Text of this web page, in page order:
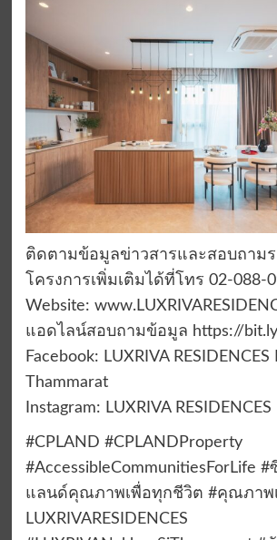
ติดตามข้อมูลข่าวสารและสอบถามร
โครงการเพิ่มเติมได้ที่โทร 02-088-
Website:
แอดไลน์สอบถามข้อมูล https://
Facebook: LUXRIVA RESIDENCES
Thammarat
Instagram: LUXRIVA RESIDENCES
#CPLAND #CPLANDProperty
#AccessibleCommunitiesForLife
แลนด์คุณภาพเพื่อทุกชีวิต #คุณภาพ
LUXRIVARESIDENCES